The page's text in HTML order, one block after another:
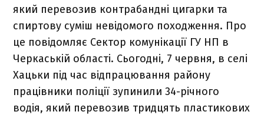
який перевозив контрабандні цигарки та
спиртову суміш невідомого походження. Про
це повідомляє Сектор комунікації ГУ НП в
Черкаській області. Сьогодні, 7 червня, в селі
Хацьки під час відпрацювання району
працівники поліції зупинили 34-річного
водія, який перевозив тридцять пластикових